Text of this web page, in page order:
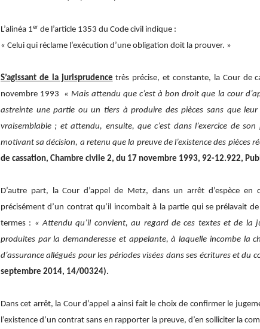
L’alinéa 1er de l’article 1353 du Code civil indique :
« Celui qui réclame l’exécution d’une obligation doit la prouver. »
S’agissant de la jurisprudence très précise, et constante, la Cour de
novembre 1993 « Mais attendu que c’est à bon droit que la cour
astreinte une partie ou un tiers à produire des pièces sans que
vraisemblable ; et attendu, ensuite, que c’est dans l’exercice de
motivant sa décision, a retenu que la preuve de l’existence des pièces
de cassation, Chambre civile 2, du 17 novembre 1993, 92-12.922,
D’autre part, la Cour d’appel de Metz, dans un arrêt d’espèce
précisément d’un contrat qu’il incombait à la partie qui se prélavait
termes : « Attendu qu’il convient, au regard de ces textes et de la
produites par la demanderesse et appelante, à laquelle incombe la
d’assurance allégués pour les périodes visées dans ses écritures et du
septembre 2014, 14/00324).
Dans cet arrêt, la Cour d’appel a ainsi fait le choix de confirmer le
l’existence d’un contrat sans en rapporter la preuve, d’en solliciter la